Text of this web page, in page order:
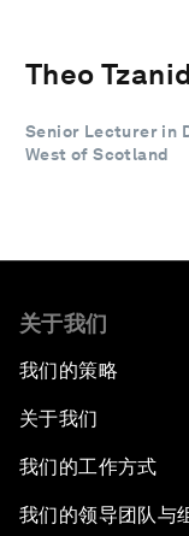
Theo
Senior Lecturer in
West of Scotland
关于我们
我们的策略
关于我们
我们的工作方式
我们的领导团队与